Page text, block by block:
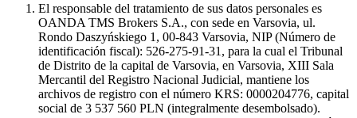
El responsable del tratamiento de sus datos personales es
OANDA TMS Brokers S.A., con sede en Varsovia, ul.
Rondo Daszyńskiego 1, 00-843 Varsovia, NIP (Número de
identificación fiscal): 526-275-91-31, para la cual el Tribunal
de Distrito de la capital de Varsovia, en Varsovia, XIII Sala
Mercantil del Registro Nacional Judicial, mantiene los
archivos de registro con el número KRS: 0000204776, capital
social de 3 537 560 PLN (integralmente desembolsado).